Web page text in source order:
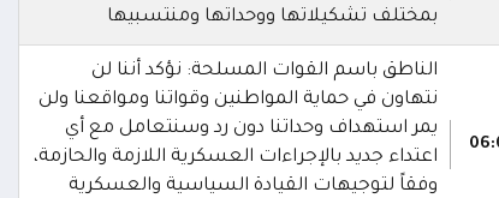
بمختلف تشكيلاتها ووحداتها ومنتسبيها
الناطق باسم القوات المسلحة: نؤكد أننا لن
نتهاون في حماية المواطنين وقواتنا ومواقعنا ولن
يمر استهداف وحداتنا دون رد وسنتعامل مع أي
اعتداء جديد بالإجراءات العسكرية اللازمة والحازمة،
وفقاً لتوجيهات القيادة السياسية والعسكرية